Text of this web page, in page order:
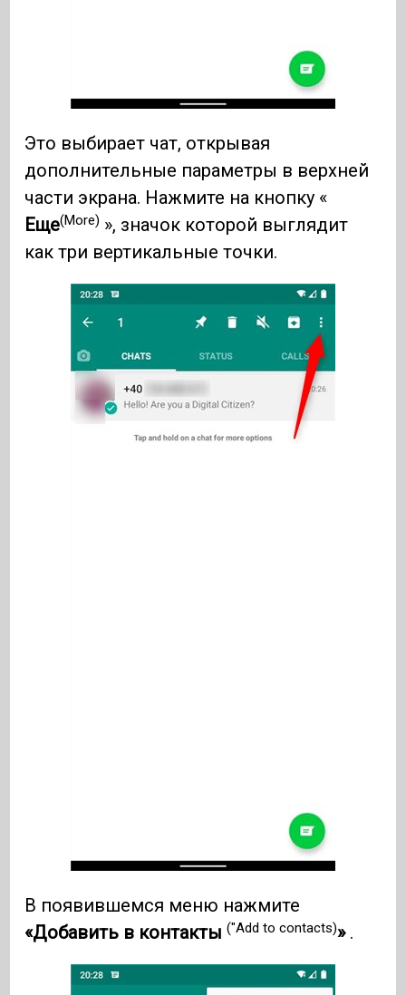
Это выбирает чат, открывая
дополнительные параметры в верхней
части экрана. Нажмите на кнопку «
Еще(More) », значок которой выглядит
как три вертикальные точки.
В появившемся меню нажмите
«Добавить в контакты("Add to contacts)».